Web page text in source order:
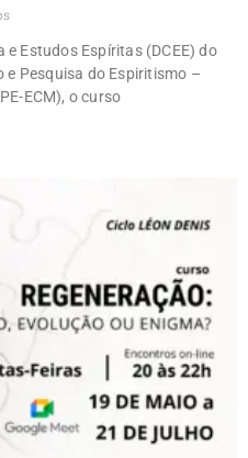
Estudos Espíritas (DCEE) do
e Pesquisa do Espiritismo –
ECM), o curso